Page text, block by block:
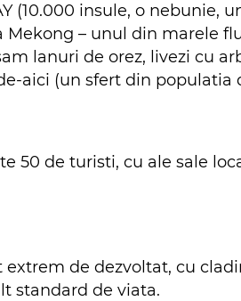
(10.000 insule, o nebunie,
– unul din marele
lanuri de orez, livezi cu
aici (un sfert din populatia
50 de turisti, cu ale sale
de dezvoltat, cu
standard de viata.